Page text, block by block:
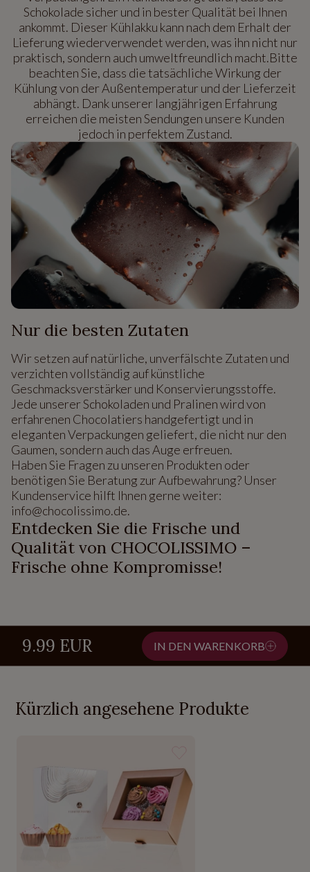
Schokolade sicher und in bester Qualität bei Ihnen
ankommt. Dieser Kühlakku kann nach dem Erhalt der
Lieferung wiederverwendet werden, was ihn nicht nur
praktisch, sondern auch umweltfreundlich macht.Bitte
beachten Sie, dass die tatsächliche Wirkung der
Kühlung von der Außentemperatur und der Lieferzeit
abhängt. Dank unserer langjährigen Erfahrung
erreichen die meisten Sendungen unsere Kunden
jedoch in perfektem Zustand.
Nur die besten Zutaten
Wir setzen auf natürliche, unverfälschte Zutaten und
verzichten vollständig auf künstliche
Geschmacksverstärker und Konservierungsstoffe.
Jede unserer Schokoladen und Pralinen wird von
erfahrenen Chocolatiers handgefertigt und in
eleganten Verpackungen geliefert, die nicht nur den
Gaumen, sondern auch das Auge erfreuen.
Haben Sie Fragen zu unseren Produkten oder
benötigen Sie Beratung zur Aufbewahrung? Unser
Kundenservice hilft Ihnen gerne weiter:
info@chocolissimo.de.
Entdecken Sie die Frische und
Qualität von CHOCOLISSIMO –
Frische ohne Kompromisse!
9.99 EUR IN DEN WARENKORB
Kürzlich angesehene Produkte